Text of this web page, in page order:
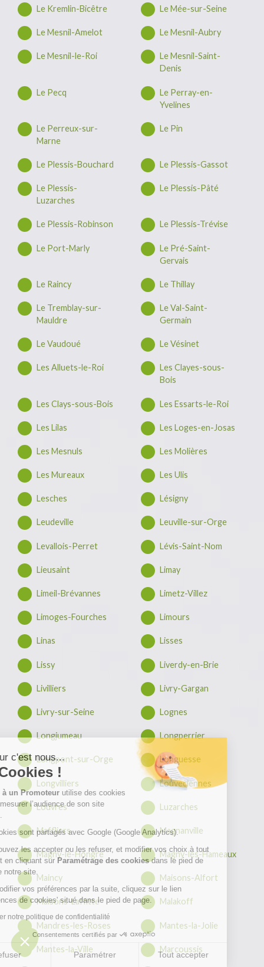
Bonjour c'est nous...
les Cookies !
Vendre à un Promoteur utilise des cookies
afin de mesurer l’audience de son site
internet.
Ces cookies sont partagés avec Google (Google Analytics).
Vous pouvez les accepter ou les refuser, et modifier vos choix à tout
moment en cliquant surParamétrage des cookiesdans le pied de
page de notre site.
Pour modifier vos préférences par la suite, cliquez sur le lien
'Préférences de cookies' situé dans le pied de page.
Consulter notre politique de confidentialité
Consentements certifiés par
Refuser Paramétrer Tout accepter
Le Kremlin-Bicêtre Le Mée-sur-Seine
Le Mesnil-Amelot Le Mesnil-Aubry
Le Mesnil-le-Roi
Le Mesnil-Saint-
Denis
Le Pecq
Le Perray-en-
Yvelines
Le Perreux-sur-
Marne
Le Pin
Le Plessis-Bouchard Le Plessis-Gassot
Le Plessis-
Luzarches
Le Plessis-Pâté
Le Plessis-Robinson Le Plessis-Trévise
Le Port-Marly
Le Pré-Saint-
Gervais
Le Raincy Le Thillay
Le Tremblay-sur-
Mauldre
Le Val-Saint-
Germain
Le Vaudoué Le Vésinet
Les Alluets-le-Roi
Les Clayes-sous-
Bois
Les Clays-sous-Bois Les Essarts-le-Roi
Les Lilas Les Loges-en-Josas
Les Mesnuls Les Molières
Les Mureaux Les Ulis
Lesches Lésigny
Leudeville Leuville-sur-Orge
Levallois-Perret Lévis-Saint-Nom
Lieusaint Limay
Limeil-Brévannes Limetz-Villez
Limoges-Fourches Limours
Linas Lisses
Lissy Liverdy-en-Brie
Livilliers Livry-Gargan
Livry-sur-Seine Lognes
Longjumeau Longperrier
Longpont-sur-Orge Longuesse
Longvilliers Louveciennes
Louvres Luzarches
Maffliers Magnanville
Magny-le-Hongre Magny-les-Hameaux
Maincy Maisons-Alfort
Maisons-Laffitte Malakoff
Mandres-les-Roses Mantes-la-Jolie
Mantes-la-Ville Marcoussis